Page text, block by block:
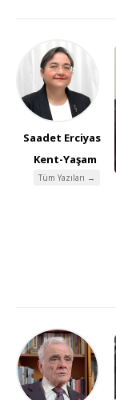
Saadet Erciyas
Kent-Yaşam
Tüm Yazıları →